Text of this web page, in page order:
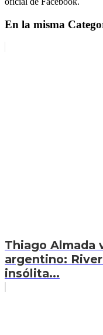
En la misma
Thiago Almada
argentino:
insólita...